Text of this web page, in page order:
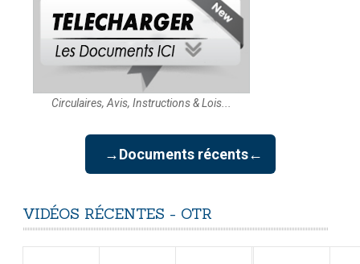
Circulaires, Avis, Instructions & Lois...
→Documents récents←
VIDÉOS RÉCENTES - OTR